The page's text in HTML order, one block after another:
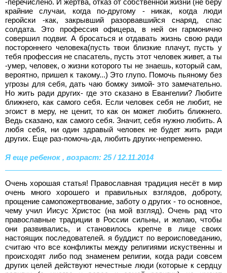
крайние случаи, когда по-другому - никак, когда люди
геройски -как, закрывший разорвавшийся снаряд, спас
солдата. Это профессия офицера, в ней он гармонично
совершил подвиг. А бросаться и отдавать жизнь свою ради
постороннего человека(пусть твои близкие плачут, пусть у
тебя профессия не спасатель, пусть этот человек живет, а ты
-умер, человек, о жизни которого ты не знаешь, который сам,
вероятно, пришел к такому...) Это глупо. Помочь пьяному без
угрозы для себя, дать чаю бомжу зимой- это замечательно.
Но жить ради других- где это сказано в Евангелии? Любите
ближнего, как самого себя. Если человек себя не любит, не
эгоист в меру, не ценит, то как он может любить ближнего.
Ведь сказано, как самого себя. Значит, себя нужно любить. А
любя себя, ни один здравый человек не будет жить ради
других. Еще раз-помочь-да, любить других-непременно.
Я еще ребенок , возраст: 25 / 12.11.2014
Очень хорошая статья! Православная традиция несёт в мир
очень много хорошего и правильных взглядов, доброту,
прощение самопожертвование, заботу о других - то основное,
чему учил Иисус Христос (на мой взгляд). Очень рад что
православные традиции в России сильны, и желаю, чтобы
они развивались, и становилось крепче в лице своих
настоящих последователей. я буддист по вероисповеданию,
считаю что все конфликты между религиями искуственны и
происходят либо под знаменем религии, когда ради совсем
других целей действуют нечестные люди (которые к сердцу